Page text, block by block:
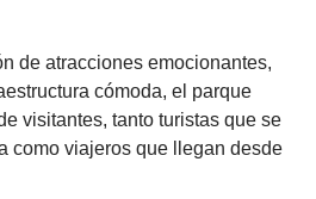
de atracciones emocionantes,
cómoda, el parque
visitantes, tanto turistas que se
como viajeros que llegan desde